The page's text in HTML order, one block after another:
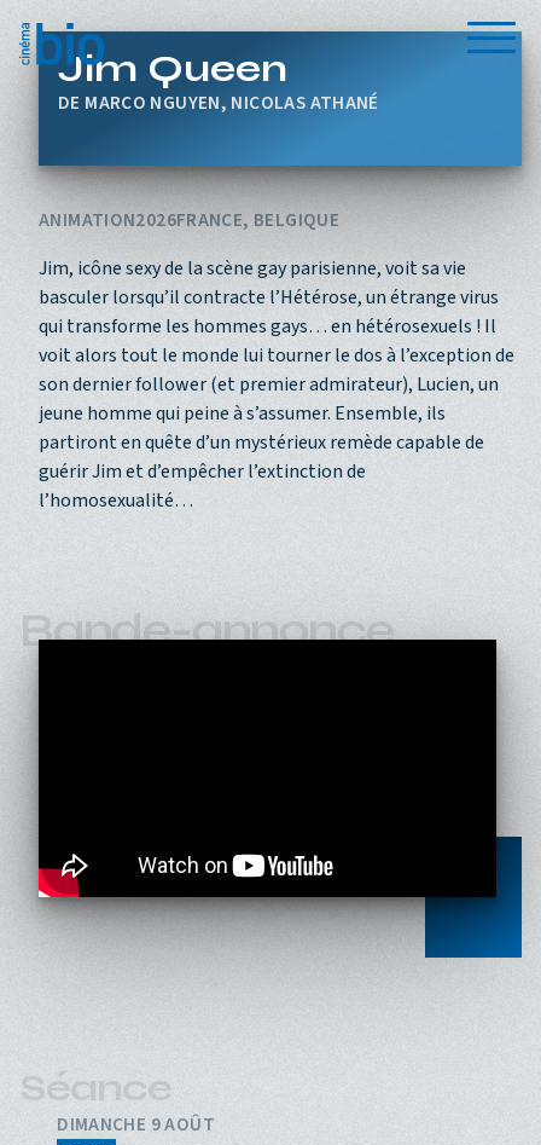
Jim Queen
MARCO NGUYEN, NICOLAS ATHANÉ
ANIMATION2026FRANCE, BELGIQUE
Jim, icône sexy de la scène gay parisienne, voit sa vie
basculer lorsqu’il contracte l’Hétérose, un étrange virus
qui transforme les hommes gays… en hétérosexuels ! Il
voit alors tout le monde lui tourner le dos à l’exception de
son dernier follower (et premier admirateur), Lucien, un
jeune homme qui peine à s’assumer. Ensemble, ils
partiront en quête d’un mystérieux remède capable de
guérir Jim et d’empêcher l’extinction de
l’homosexualité…
Bande-annonce
Séance
DIMANCHE 9 AOÛT